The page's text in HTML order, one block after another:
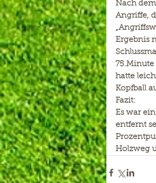
Nach
Angriffe,
Ergebnis
hatte
Kopfball
Fazit:
Es war
entfernt
Holzweg